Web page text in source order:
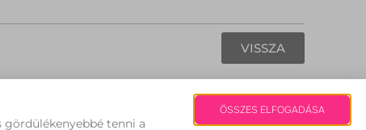
VISSZA
Fehérvári Hírek | Copyright 2008
tenni a
ÖSSZES ELFOGADÁSA